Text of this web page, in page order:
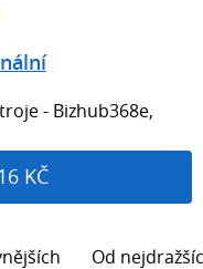
- Bizhub368e,
KČ
Od